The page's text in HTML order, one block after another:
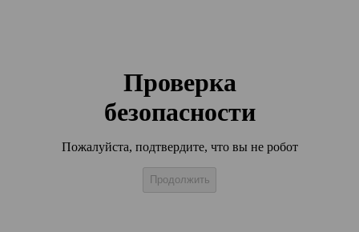
Проверка
безопасности
Пожалуйста, подтвердите, что вы не робот
Продолжить